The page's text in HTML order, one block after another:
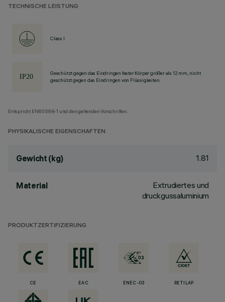
TECHNISCHE LEISTUNG
Class I
Geschützt gegen das Eindringen fester Körper größer als 12 mm, nicht
geschützt gegen das Eindringen von Flüssigkeiten.
Entspricht EN60598-1 und den geltenden Vorschriften.
PHYSIKALISCHE EIGENSCHAFTEN
Gewicht (kg) 1.81
Material
Extrudiertes und
druckgussaluminium
PRODUKTZERTIFIZIERUNG
CE EAC ENEC-03 RETILAP